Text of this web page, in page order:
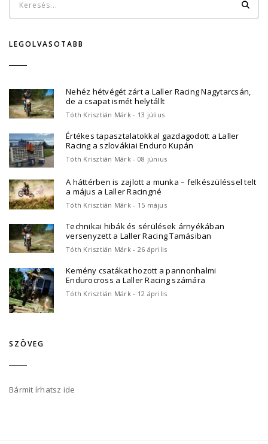
LEGOLVASOTABB
Nehéz hétvégét zárt a Laller Racing Nagytarcsán,
de a csapat ismét helytállt
Tóth Krisztián Márk - 13 július
Értékes tapasztalatokkal gazdagodott a Laller
Racing a szlovákiai Enduro Kupán
Tóth Krisztián Márk - 08 június
A háttérben is zajlott a munka – felkészüléssel telt
a május a Laller Racingné
Tóth Krisztián Márk - 15 május
Technikai hibák és sérülések árnyékában
versenyzett a Laller Racing Tamásiban
Tóth Krisztián Márk - 26 április
Kemény csatákat hozott a pannonhalmi
Endurocross a Laller Racing számára
Tóth Krisztián Márk - 12 április
SZÖVEG
Bármit írhatsz ide